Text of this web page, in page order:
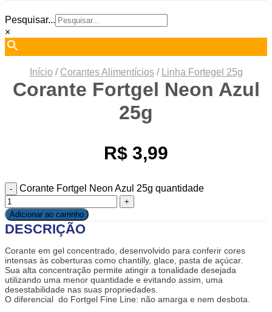
Pesquisar...
×
Início / Corantes Alimentícios / Linha Fortegel 25g
Corante Fortgel Neon Azul
25g
R$ 3,99
Corante Fortgel Neon Azul 25g quantidade
Adicionar ao carrinho
DESCRIÇÃO
Corante em gel concentrado, desenvolvido para conferir cores
intensas às coberturas como chantilly, glace, pasta de açúcar.
Sua alta concentração permite atingir a tonalidade desejada
utilizando uma menor quantidade e evitando assim, uma
desestabilidade nas suas propriedades.
O diferencial do Fortgel Fine Line: não amarga e nem desbota.